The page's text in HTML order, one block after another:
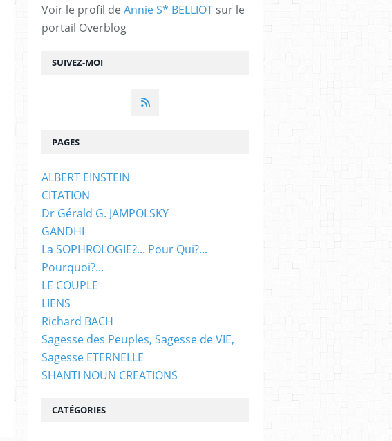
SUIVEZ-MOI
Voir le profil de Annie S* BELLIOT sur le
portail Overblog
PAGES
ALBERT EINSTEIN
CITATION
Dr Gérald G. JAMPOLSKY
GANDHI
La SOPHROLOGIE?... Pour Qui?...
Pourquoi?...
LE COUPLE
LIENS
Richard BACH
Sagesse des Peuples, Sagesse de VIE,
Sagesse ETERNELLE
SHANTI NOUN CREATIONS
CATÉGORIES